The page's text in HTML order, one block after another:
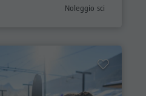
aria.poi_category_prefix
Noleggio sci